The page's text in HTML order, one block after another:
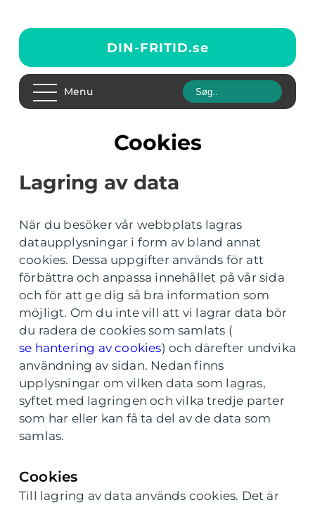
DIN-FRITID.se
Menu
Cookies
Lagring av data
När du besöker vår webbplats lagras
dataupplysningar i form av bland annat
cookies. Dessa uppgifter används för att
förbättra och anpassa innehållet på vår sida
och för att ge dig så bra information som
möjligt. Om du inte vill att vi lagrar data bör
du radera de cookies som samlats (
se hantering av cookies) och därefter undvika
användning av sidan. Nedan finns
upplysningar om vilken data som lagras,
syftet med lagringen och vilka tredje parter
som har eller kan få ta del av de data som
samlas.
Cookies
Till lagring av data används cookies. Det är